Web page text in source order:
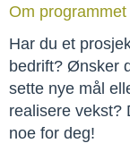
Om programmet
Har du et
bedrift? Ønsker
sette nye mål
realisere vekst?
noe for deg!